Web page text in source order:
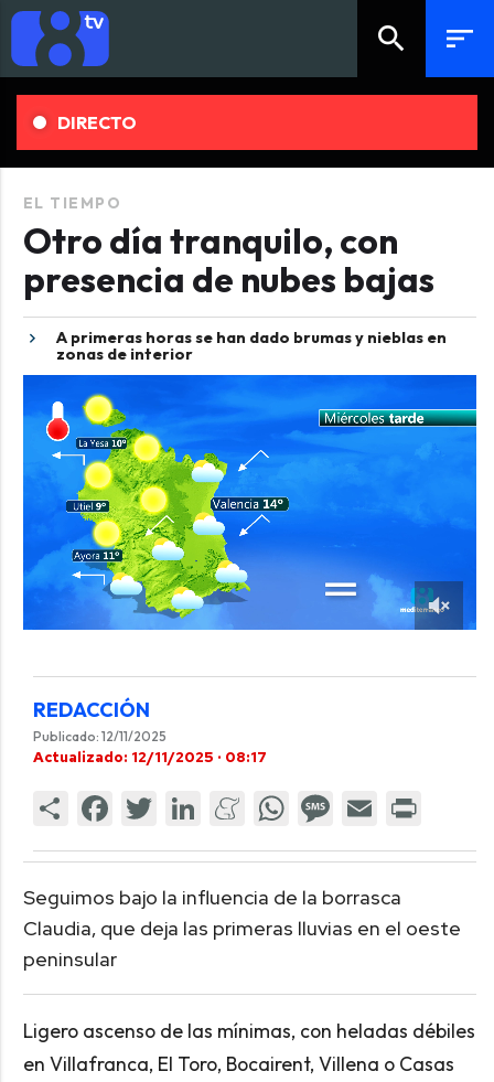
search sort
DIRECTO
EL TIEMPO
Otro día tranquilo, con
presencia de nubes bajas
A primeras horas se han dado brumas y nieblas en
zonas de interior
REDACCIÓN
Publicado: 12/11/2025
Actualizado: 12/11/2025 · 08:17
Seguimos bajo la influencia de la borrasca
Claudia, que deja las primeras lluvias en el oeste
peninsular
Ligero ascenso de las mínimas, con heladas débiles
en Villafranca, El Toro, Bocairent, Villena o Casas